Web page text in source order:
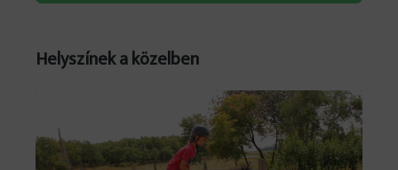
Helyszínek a közelben